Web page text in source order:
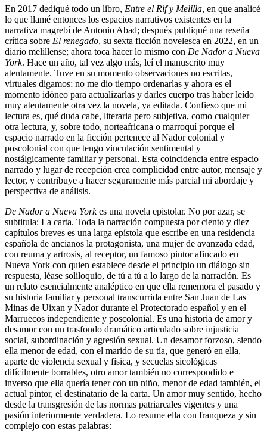
En 2017 dediqué todo un libro, Entre el Rif y Melilla, en que analicé
lo que llamé entonces los espacios narrativos existentes en la
narrativa magrebí de Antonio Abad; después publiqué una reseña
crítica sobre El renegado, su sexta ficción novelesca en 2022, en un
diario melillense; ahora toca hacer lo mismo con De Nador a Nueva
York. Hace un año, tal vez algo más, leí el manuscrito muy
atentamente. Tuve en su momento observaciones no escritas,
virtuales digamos; no me dio tiempo ordenarlas y ahora es el
momento idóneo para actualizarlas y darles cuerpo tras haber leído
muy atentamente otra vez la novela, ya editada. Confieso que mi
lectura es, qué duda cabe, literaria pero subjetiva, como cualquier
otra lectura, y, sobre todo, norteafricana o marroquí porque el
espacio narrado en la ficción pertenece al Nador colonial y
poscolonial con que tengo vinculación sentimental y
nostálgicamente familiar y personal. Esta coincidencia entre espacio
narrado y lugar de recepción crea complicidad entre autor, mensaje y
lector, y contribuye a hacer seguramente más parcial mi abordaje y
perspectiva de análisis.
De Nador a Nueva Yorkes una novela epistolar. No por azar, se
subtitula: La carta. Toda la narración compuesta por ciento y diez
capítulos breves es una larga epístola que escribe en una residencia
española de ancianos la protagonista, una mujer de avanzada edad,
con reuma y artrosis, al receptor, un famoso pintor afincado en
Nueva York con quien establece desde el principio un diálogo sin
respuesta, léase soliloquio, de tú a tú a lo largo de la narración. Es
un relato esencialmente analéptico en que ella rememora el pasado y
su historia familiar y personal transcurrida entre San Juan de Las
Minas de Uixan y Nador durante el Protectorado español y en el
Marruecos independiente y poscolonial. Es una historia de amor y
desamor con un trasfondo dramático articulado sobre injusticia
social, subordinación y agresión sexual. Un desamor forzoso, siendo
ella menor de edad, con el marido de su tía, que generó en ella,
aparte de violencia sexual y física, y secuelas sicológicas
difícilmente borrables, otro amor también no correspondido e
inverso que ella quería tener con un niño, menor de edad también, el
actual pintor, el destinatario de la carta. Un amor muy sentido, hecho
desde la transgresión de las normas patriarcales vigentes y una
pasión interiormente verdadera. Lo resume ella con franqueza y sin
complejo con estas palabras: